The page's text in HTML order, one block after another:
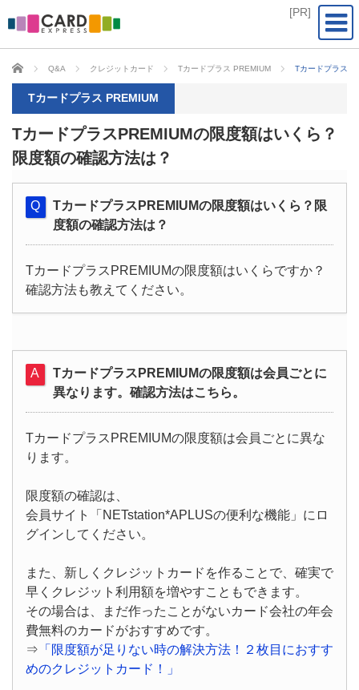
CARD EXPRESS
Q&A クレジットカード Tカードプラス PREMIUM Tカードプラス
Tカードプラス PREMIUM
TカードプラスPREMIUMの限度額はいくら？
限度額の確認方法は？
TカードプラスPREMIUMの限度額はいくら？限
度額の確認方法は？
TカードプラスPREMIUMの限度額はいくらですか？
確認方法も教えてください。
TカードプラスPREMIUMの限度額は会員ごとに
異なります。確認方法はこちら。
TカードプラスPREMIUMの限度額は会員ごとに異な
ります。
限度額の確認は、
会員サイト「NETstation*APLUSの便利な機能」にロ
グインしてください。
また、新しくクレジットカードを作ることで、確実で
早くクレジット利用額を増やすこともできます。
その場合は、まだ作ったことがないカード会社の年会
費無料のカードがおすすめです。
⇒ 「限度額が足りない時の解決方法！２枚目におすす
めのクレジットカード！」